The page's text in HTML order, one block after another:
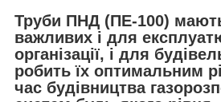
Труби ПНД (ПЕ-100)
важливих і для
організації, і для
робить їх оптимальним
час будівництва